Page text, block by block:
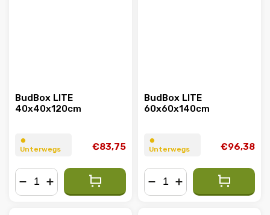
BudBox LITE
40x40x120cm
⏺︎
Unterwegs
€83,75
BudBox LITE
60x60x140cm
⏺︎
Unterwegs
€96,38